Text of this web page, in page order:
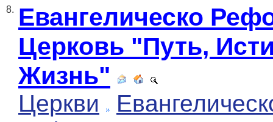
8. Евангелическо
Церковь "Путь,
Жизнь"
Церкви